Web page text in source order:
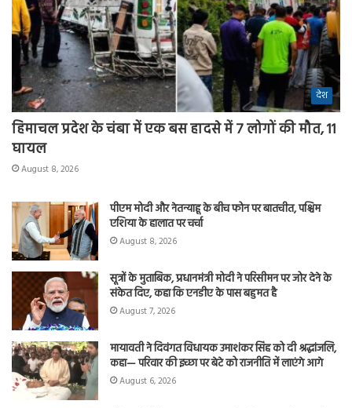
देश
हिमाचल प्रदेश के चंबा में एक बस हादसे में 7 लोगों की मौत, 11
घायल
August 8, 2026
पीएम मोदी और नेतन्याहू के बीच फोन पर बातचीत, पश्चिम
एशिया के हालात पर चर्चा
August 8, 2026
सूत्रों के मुताबिक, प्रधानमंत्री मोदी ने परिसीमन पर जोर देने के
संकेत दिए, कहा कि एनडीए के पास बहुमत है
August 7, 2026
मायावती ने दिवंगत विधायक उमाशंकर सिंह को दी श्रद्धांजलि,
कहा— परिवार की इच्छा पर बेटे को राजनीति में लाएंगे आगे
August 6, 2026